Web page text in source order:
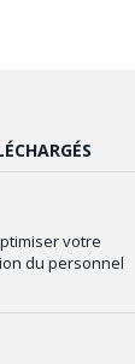
votre
du personnel